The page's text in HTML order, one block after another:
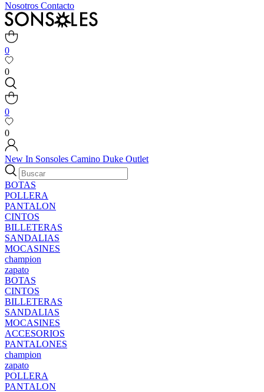
Nosotros Contacto
0
0
0
0
New In Sonsoles Camino Duke Outlet
BOTAS
POLLERA
PANTALON
CINTOS
BILLETERAS
SANDALIAS
MOCASINES
champion
zapato
BOTAS
CINTOS
BILLETERAS
SANDALIAS
MOCASINES
ACCESORIOS
PANTALONES
champion
zapato
POLLERA
PANTALON